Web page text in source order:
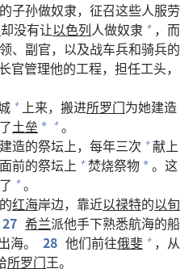
子孙做奴隶，征召这些人服劳
却没有让以色列人做奴隶 + ，而
、副官，以及战车兵和骑兵的
官管理他的工程，担任工头，
+ 上来，搬进所罗门为她建造
土垒 * + 。
建造的祭坛上，每年三次 + 献上
面前的祭坛上 + 焚烧祭物 *。这
+ 。
红海岸边，靠近以禄特的以旬
27 希兰派他手下熟悉航海的船
海。 28 他们前往俄斐 + ，从
所罗门王。